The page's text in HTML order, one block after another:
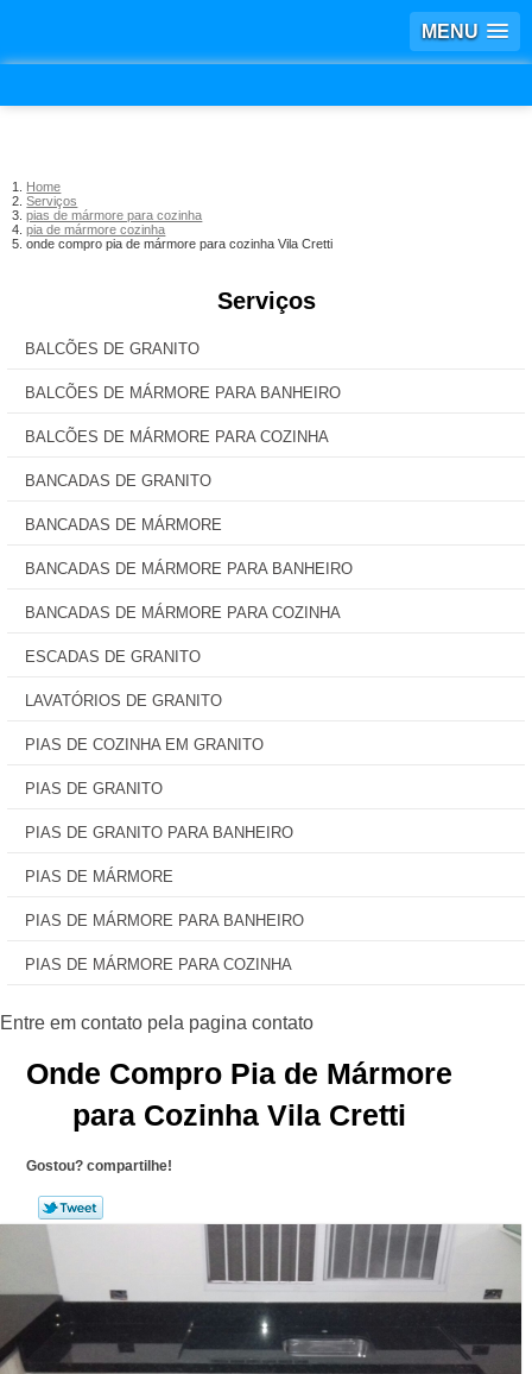
MENU
Home
Serviços
pias de mármore para cozinha
pia de mármore cozinha
onde compro pia de mármore para cozinha Vila Cretti
Serviços
BALCÕES DE GRANITO
BALCÕES DE MÁRMORE PARA BANHEIRO
BALCÕES DE MÁRMORE PARA COZINHA
BANCADAS DE GRANITO
BANCADAS DE MÁRMORE
BANCADAS DE MÁRMORE PARA BANHEIRO
BANCADAS DE MÁRMORE PARA COZINHA
ESCADAS DE GRANITO
LAVATÓRIOS DE GRANITO
PIAS DE COZINHA EM GRANITO
PIAS DE GRANITO
PIAS DE GRANITO PARA BANHEIRO
PIAS DE MÁRMORE
PIAS DE MÁRMORE PARA BANHEIRO
PIAS DE MÁRMORE PARA COZINHA
Onde Compro Pia de Mármore
para Cozinha Vila Cretti
Gostou? compartilhe!